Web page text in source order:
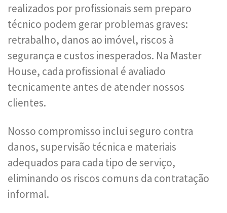
realizados por profissionais sem preparo
técnico podem gerar problemas graves:
retrabalho, danos ao imóvel, riscos à
segurança e custos inesperados. Na Master
House, cada profissional é avaliado
tecnicamente antes de atender nossos
clientes.
Nosso compromisso inclui seguro contra
danos, supervisão técnica e materiais
adequados para cada tipo de serviço,
eliminando os riscos comuns da contratação
informal.